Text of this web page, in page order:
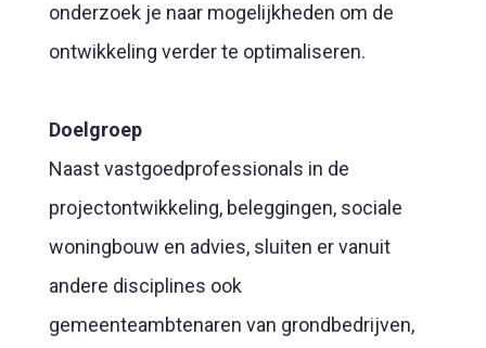
onderzoek je naar mogelijkheden om de
ontwikkeling verder te optimaliseren.
Doelgroep
Naast vastgoedprofessionals in de
projectontwikkeling, beleggingen, sociale
woningbouw en advies, sluiten er vanuit
andere disciplines ook
gemeenteambtenaren van grondbedrijven,